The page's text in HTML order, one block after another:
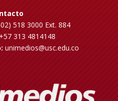
518 3000 Ext. 884
+57 313 4814148
unimedios@usc.edu.co